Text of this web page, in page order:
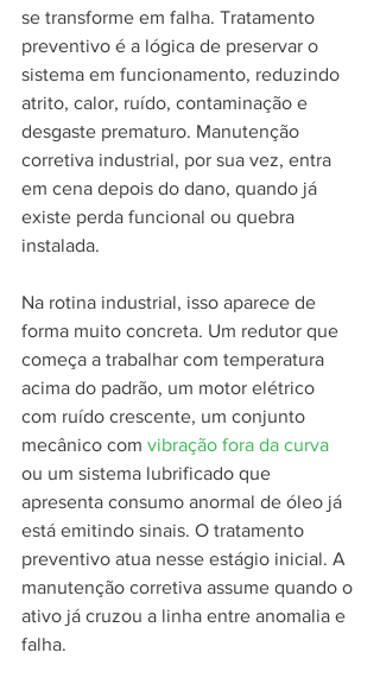
se transforme em falha. Tratamento
preventivo é a lógica de preservar o
sistema em funcionamento, reduzindo
atrito, calor, ruído, contaminação e
desgaste prematuro. Manutenção
corretiva industrial, por sua vez, entra
em cena depois do dano, quando já
existe perda funcional ou quebra
instalada.
Na rotina industrial, isso aparece de
forma muito concreta. Um redutor que
começa a trabalhar com temperatura
acima do padrão, um motor elétrico
com ruído crescente, um conjunto
mecânico com vibração fora da curva
ou um sistema lubrificado que
apresenta consumo anormal de óleo já
está emitindo sinais. O tratamento
preventivo atua nesse estágio inicial. A
manutenção corretiva assume quando o
ativo já cruzou a linha entre anomalia e
falha.